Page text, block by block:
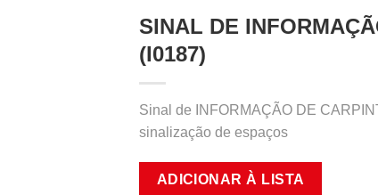
SINAL DE
(I0187)
Sinal de INFORMAÇÃO DE
sinalização de espaços
ADICIONAR À LISTA